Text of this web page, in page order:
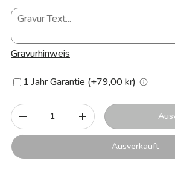
Gravurhinweis
1 Jahr Garantie (+79,00 kr)
Anzahl
-
+
Ausverkauft